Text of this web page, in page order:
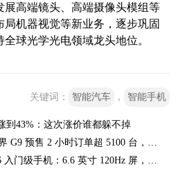
展高端镜头、高端摄像头模组等
机器视觉等新业务，逐步巩固
球光学光电领域龙头地位。
关键词： 智能汽车 ， 智能手机
到43%：这次涨价谁都躲不掉
华为何刚：鸿蒙智行享界 G9 预售 2 小时订单超 5100 台，43.98 万元起
夏普发布 AQUOS wish6 入门级手机：6.6 英寸 120Hz 屏，搭载联发科天玑 6300 + 5000mAh 电池